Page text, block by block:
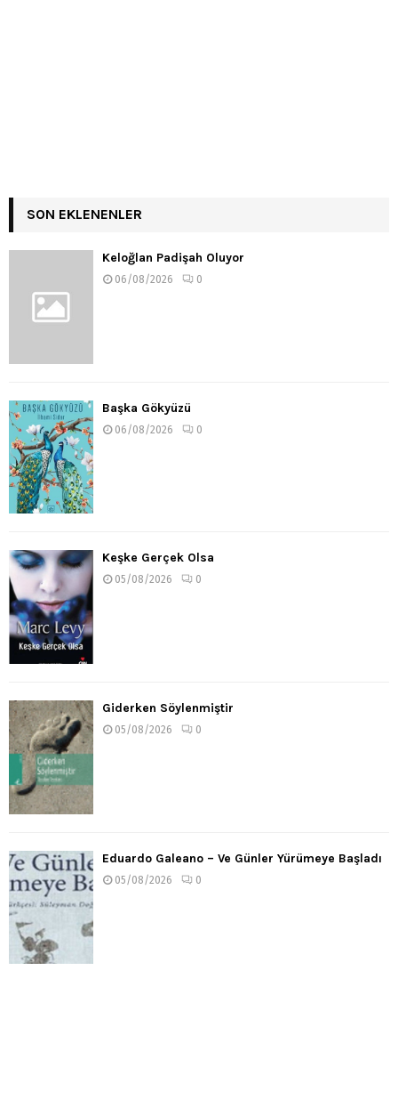
SON EKLENENLER
Keloğlan Padişah Oluyor
06/08/2026 0
Başka Gökyüzü
06/08/2026 0
Keşke Gerçek Olsa
05/08/2026 0
Giderken Söylenmiştir
05/08/2026 0
Eduardo Galeano – Ve Günler Yürümeye Başladı
05/08/2026 0